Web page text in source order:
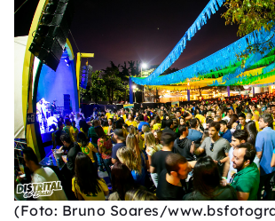
(Foto: Bruno Soares/